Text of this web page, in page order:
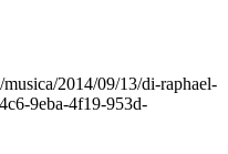
2014/09/13/di-raphael-
9eba-4f19-953d-